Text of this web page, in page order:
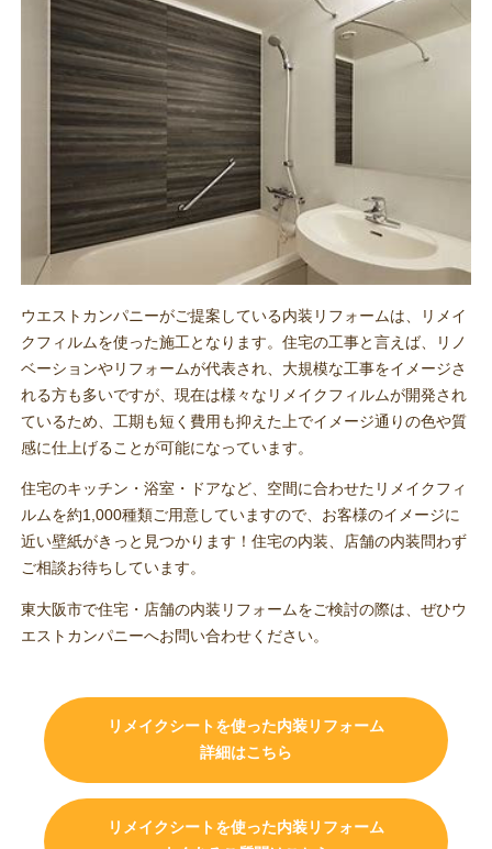
ウエストカンパニーがご提案している内装リフォームは、リメイ
クフィルムを使った施工となります。住宅の工事と言えば、リノ
ベーションやリフォームが代表され、大規模な工事をイメージさ
れる方も多いですが、現在は様々なリメイクフィルムが開発され
ているため、工期も短く費用も抑えた上でイメージ通りの色や質
感に仕上げることが可能になっています。
住宅のキッチン・浴室・ドアなど、空間に合わせたリメイクフィ
ルムを約1,000種類ご用意していますので、お客様のイメージに
近い壁紙がきっと見つかります！住宅の内装、店舗の内装問わず
ご相談お待ちしています。
東大阪市で住宅・店舗の内装リフォームをご検討の際は、ぜひウ
エストカンパニーへお問い合わせください。
リメイクシートを使った内装リフォーム
詳細はこちら
リメイクシートを使った内装リフォーム